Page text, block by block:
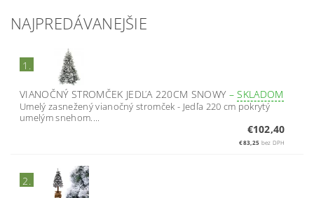
NAJPREDÁVANEJŠIE
1.
VIANOČNÝ STROMČEK JEDĽA 220CM SNOWY – SKLADOM
Umelý zasnežený vianočný stromček - Jedľa 220 cm pokrytý
umelým snehom....
€102,40
€83,25 bez DPH
2.